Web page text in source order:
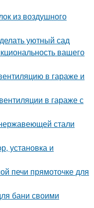
из воздушного
уютный сад
вашего
в гараже и
в гараже с
стали
установка и
печи прямоточке для
бани своими